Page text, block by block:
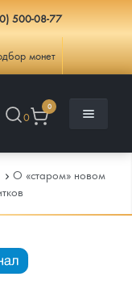
500-08-77
монет
0
0
О «старом» новом